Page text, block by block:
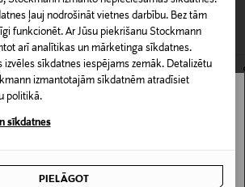
ļauj nodrošināt vietnes darbību. Bez tām
funkcionēt. Ar Jūsu piekrišanu Stockmann
arī analītikas un mārketinga sīkdatnes.
izvēles sīkdatnes iespējams zemāk. Detalizētu
izmantotajām sīkdatnēm atradīsiet
politikā.
sīkdatnes
PIELĀGOT
punktuSKATĪJĀS ARĪ
pieejams tavā valstī.